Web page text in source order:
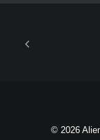
© 2026